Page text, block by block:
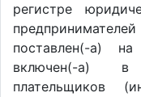
регистре
поставлен(-a)
включен(-a) в
плательщиков